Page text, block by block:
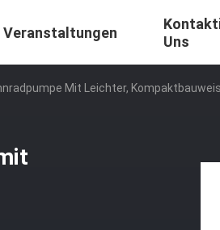
Veranstaltungen
Uns
Mit Leichter,